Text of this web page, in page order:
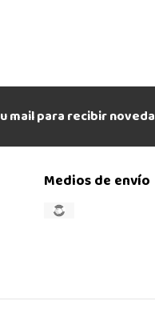
mail para recibir
Medios de envío